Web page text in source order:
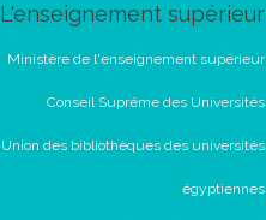
L'enseignement supérieur
Ministère de l'enseignement supérieur
Conseil Suprême des Universités
Union des bibliothèques des universités
égyptiennes